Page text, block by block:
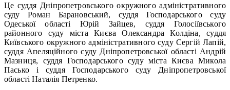
Це суддя Дніпропетровського окружного адміністративного
суду Роман Барановський, суддя Господарського суду
Одеської області Юрій Зайцев, суддя Голосіївського
районного суду міста Києва Олександра Колдіна, суддя
Київського окружного адміністративного суду Сергій Лапій,
суддя Апеляційного суду Дніпропетровської області Андрій
Мазниця, суддя Господарського суду міста Києва Микола
Пасько і суддя Господарського суду Дніпропетровської
області Наталія Петренко.